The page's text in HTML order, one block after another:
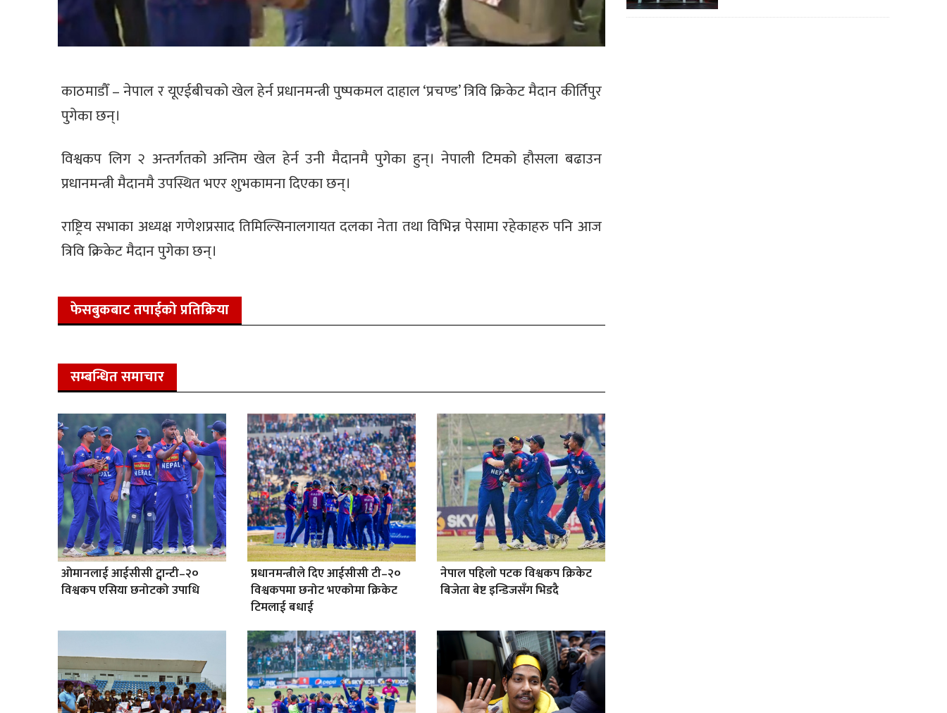
काठमाडौँ – नेपाल र यूएईबीचको खेल हेर्न प्रधानमन्त्री पुष्पकमल दाहाल ‘प्रचण्ड’ त्रिवि क्रिकेट मैदान कीर्तिपुर
पुगेका छन्।
विश्वकप लिग २ अन्तर्गतको अन्तिम खेल हेर्न उनी मैदानमै पुगेका हुन्। नेपाली टिमको हौसला बढाउन
प्रधानमन्त्री मैदानमै उपस्थित भएर शुभकामना दिएका छन्।
राष्ट्रिय सभाका अध्यक्ष गणेशप्रसाद तिमिल्सिनालगायत दलका नेता तथा विभिन्न पेसामा रहेकाहरु पनि आज
त्रिवि क्रिकेट मैदान पुगेका छन्।
फेसबुकबाट तपाईको प्रतिक्रिया
सम्बन्धित समाचार
ओमानलाई आईसीसी ट्वान्टी–२०
विश्वकप एसिया छनोटको उपाधि
प्रधानमन्त्रीले दिए आईसीसी टी–२०
विश्वकपमा छनोट भएकोमा क्रिकेट
टिमलाई बधाई
नेपाल पहिलो पटक विश्वकप क्रिकेट
बिजेता बेष्ट इन्डिजसँग भिडदै